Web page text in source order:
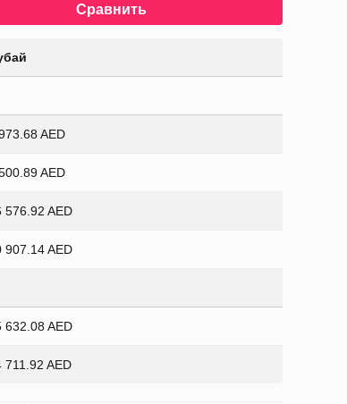
Сравнить
AED
AED
576.92 AED
907.14 AED
632.08 AED
711.92 AED